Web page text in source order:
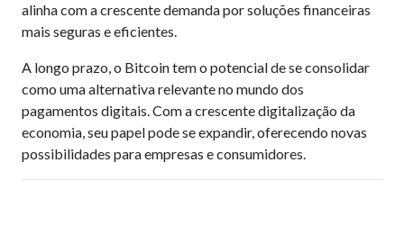
alinha com a crescente demanda por soluções financeiras
mais seguras e eficientes.
A longo prazo, o Bitcoin tem o potencial de se consolidar
como uma alternativa relevante no mundo dos
pagamentos digitais. Com a crescente digitalização da
economia, seu papel pode se expandir, oferecendo novas
possibilidades para empresas e consumidores.